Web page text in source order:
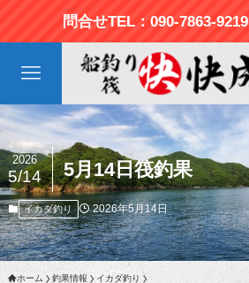
問合せTEL：090-7863-9219
5月14日筏釣果
2026
5/14
イカダ釣り 2026年5月14日
ホーム 釣果情報 イカダ釣り